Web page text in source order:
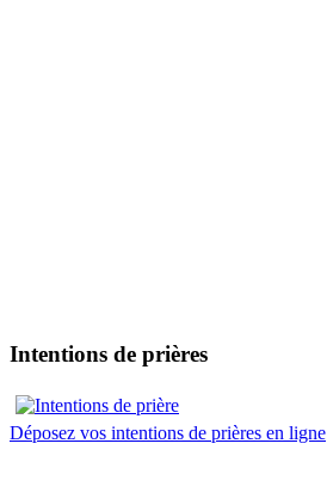
Intentions de prières
Déposez vos intentions de prières en ligne